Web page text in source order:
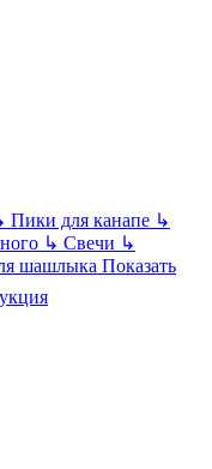
Пики для канапе ↳
↳ Свечи ↳
шашлыка Показать